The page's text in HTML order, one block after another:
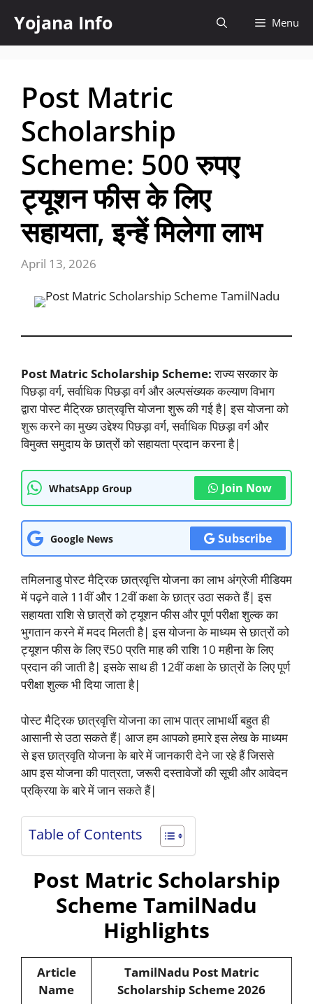
content
Yojana Info Menu
Post Matric
Scholarship
Scheme: 500 रुपए
ट्यूशन फीस के लिए
सहायता, इन्हें मिलेगा लाभ
April 13, 2026
Post Matric Scholarship Scheme:राज्य सरकार के
पिछड़ा वर्ग, सर्वाधिक पिछड़ा वर्ग और अल्पसंख्यक कल्याण विभाग
द्वारा पोस्ट मैट्रिक छात्रवृत्ति योजना शुरू की गई है| इस योजना को
शुरू करने का मुख्य उद्देश्य पिछड़ा वर्ग, सर्वाधिक पिछड़ा वर्ग और
विमुक्त समुदाय के छात्रों को सहायता प्रदान करना है|
WhatsApp Group Join Now
Google News Subscribe
तमिलनाडु पोस्ट मैट्रिक छात्रवृत्ति योजना का लाभ अंग्रेजी मीडियम
में पढ़ने वाले 11वीं और 12वीं कक्षा के छात्र उठा सकते हैं| इस
सहायता राशि से छात्रों को ट्यूशन फीस और पूर्ण परीक्षा शुल्क का
भुगतान करने में मदद मिलती है| इस योजना के माध्यम से छात्रों को
ट्यूशन फीस के लिए ₹50 प्रति माह की राशि 10 महीना के लिए
प्रदान की जाती है| इसके साथ ही 12वीं कक्षा के छात्रों के लिए पूर्ण
परीक्षा शुल्क भी दिया जाता है|
पोस्ट मैट्रिक छात्रवृत्ति योजना का लाभ पात्र लाभार्थी बहुत ही
आसानी से उठा सकते हैं| आज हम आपको हमारे इस लेख के माध्यम
से इस छात्रवृति योजना के बारे में जानकारी देने जा रहे हैं जिससे
आप इस योजना की पात्रता, जरूरी दस्तावेजों की सूची और आवेदन
प्रक्रिया के बारे में जान सकते हैं|
Table of Contents
Post Matric Scholarship
Scheme TamilNadu
Highlights
Article
Name
TamilNadu Post Matric
Scholarship Scheme 2026